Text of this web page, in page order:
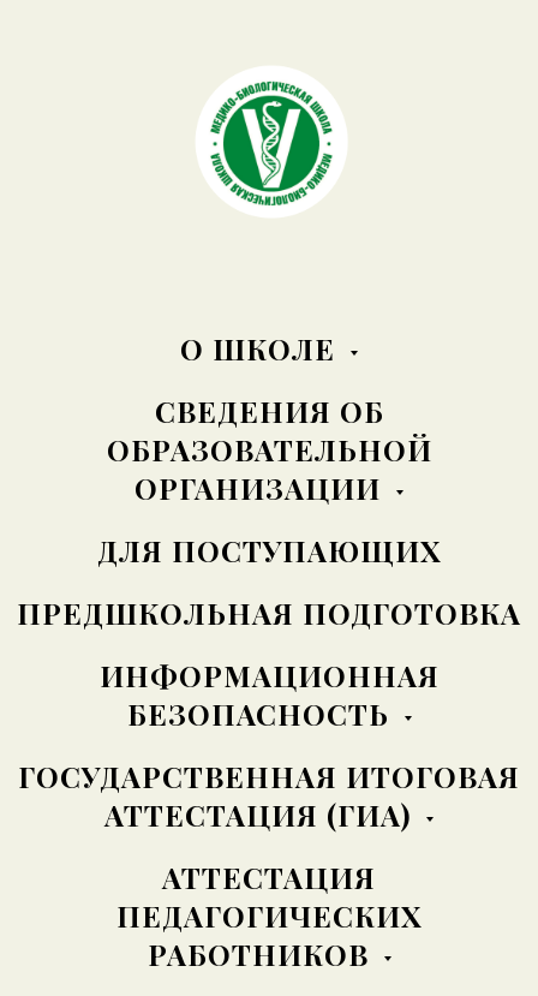
О ШКОЛЕ
СВЕДЕНИЯ ОБ
ОБРАЗОВАТЕЛЬНОЙ
ОРГАНИЗАЦИИ
ДЛЯ ПОСТУПАЮЩИХ
ПРЕДШКОЛЬНАЯ ПОДГОТОВКА
ИНФОРМАЦИОННАЯ
БЕЗОПАСНОСТЬ
ГОСУДАРСТВЕННАЯ ИТОГОВАЯ
АТТЕСТАЦИЯ (ГИА)
АТТЕСТАЦИЯ
ПЕДАГОГИЧЕСКИХ
РАБОТНИКОВ